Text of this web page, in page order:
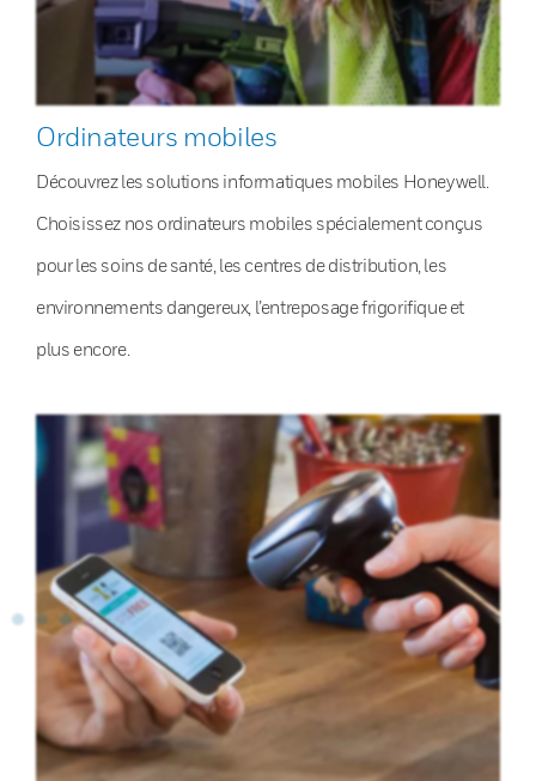
Ordinateurs mobiles
Découvrez les solutions informatiques mobiles Honeywell.
Choisissez nos ordinateurs mobiles spécialement conçus
pour les soins de santé, les centres de distribution, les
environnements dangereux, l’entreposage frigorifique et
plus encore.